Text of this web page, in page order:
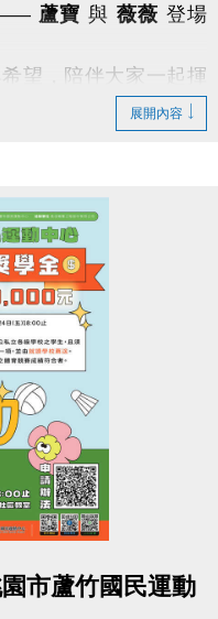
—— 蘆寶 與 薇薇 登場
望，陪伴大家一起揮
萬別錯過！
課程
惠
動！
展開內容
市蘆竹國民運動